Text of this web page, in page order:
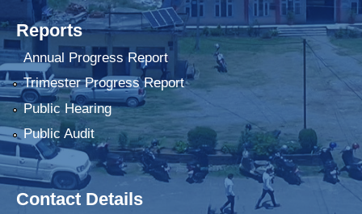
Reports
Annual Progress Report
Trimester Progress Report
Public Hearing
Public Audit
Contact Details